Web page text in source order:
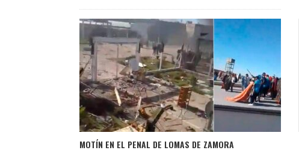
MOTÍN EN EL PENAL DE LOMAS DE ZAMORA